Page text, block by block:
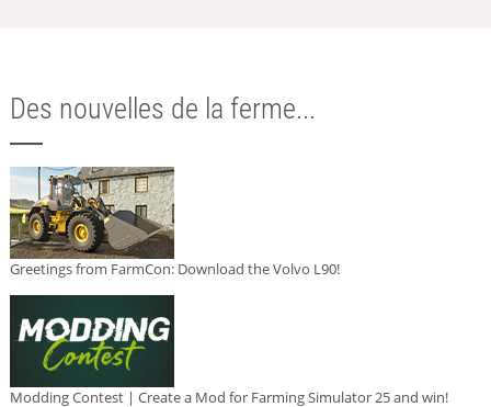
Des nouvelles de la ferme...
Greetings from FarmCon: Download the Volvo L90!
Modding Contest | Create a Mod for Farming Simulator 25 and win!